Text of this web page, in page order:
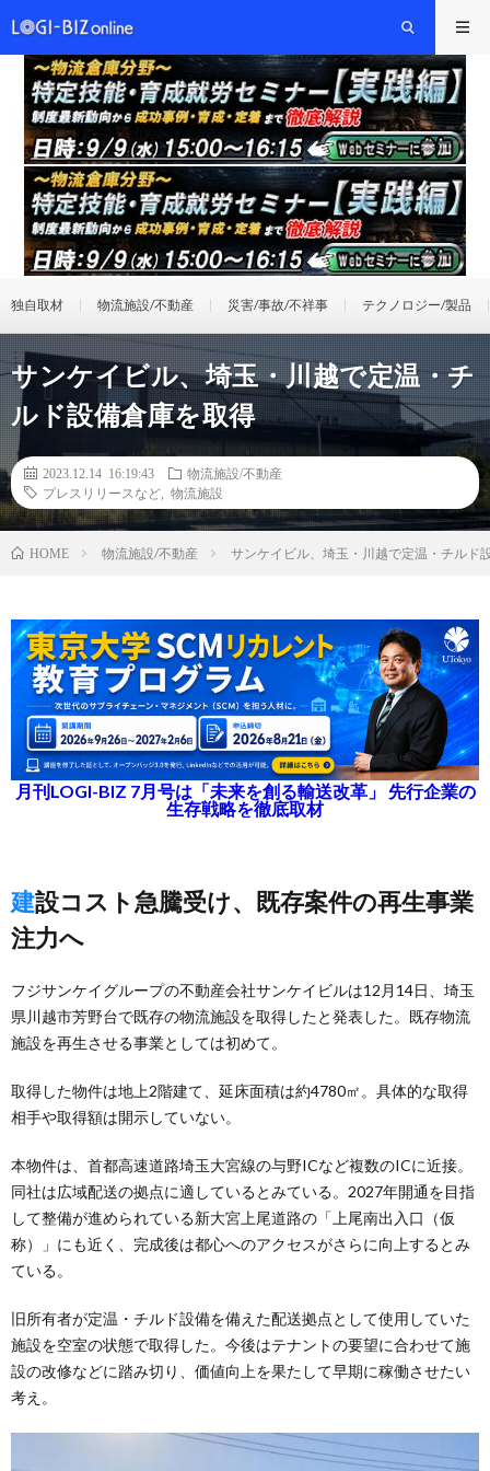
独自取材 物流施設/不動産 災害/事故/不祥事 テクノロジー/製品
サンケイビル、埼玉・川越で定温・チ
ルド設備倉庫を取得
2023.12.14 16:19:43
物流施設/不動産
プレスリリースなど
物流施設
HOME 物流施設/不動産 サンケイビル、埼玉・川越で定温・チルド
月刊LOGI-BIZ 7月号は「未来を創る輸送改革」 先行企業の
生存戦略を徹底取材
建設コスト急騰受け、既存案件の再生事業
注力へ
フジサンケイグループの不動産会社サンケイビルは12月14日、埼玉
県川越市芳野台で既存の物流施設を取得したと発表した。既存物流
施設を再生させる事業としては初めて。
取得した物件は地上2階建て、延床面積は約4780㎡。具体的な取得
相手や取得額は開示していない。
本物件は、首都高速道路埼玉大宮線の与野ICなど複数のICに近接。
同社は広域配送の拠点に適しているとみている。2027年開通を目指
して整備が進められている新大宮上尾道路の「上尾南出入口（仮
称）」にも近く、完成後は都心へのアクセスがさらに向上するとみ
ている。
旧所有者が定温・チルド設備を備えた配送拠点として使用していた
施設を空室の状態で取得した。今後はテナントの要望に合わせて施
設の改修などに踏み切り、価値向上を果たして早期に稼働させたい
考え。